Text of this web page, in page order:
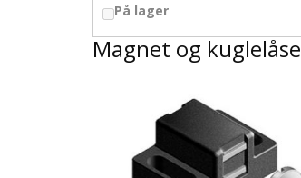
På lager
Magnet og kuglelåse